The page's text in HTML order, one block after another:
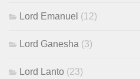
Lord Emanuel (12)
Lord Ganesha (3)
Lord Lanto (23)